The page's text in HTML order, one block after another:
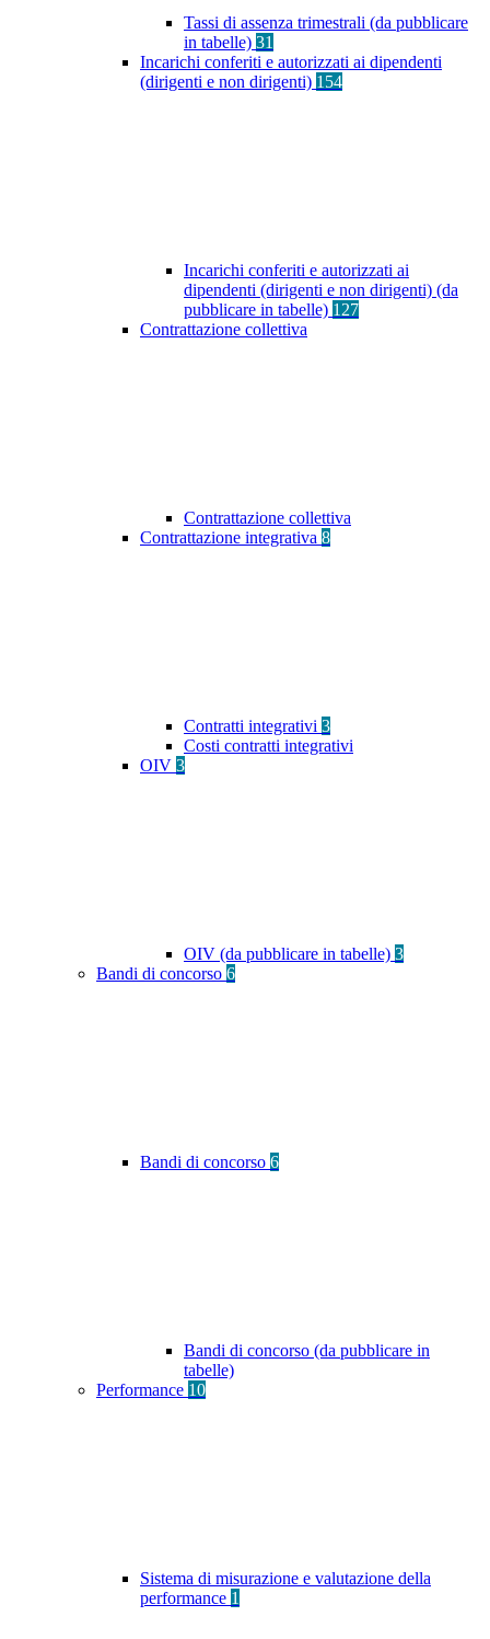
Tassi di assenza trimestrali (da pubblicare
in tabelle) 31
Incarichi conferiti e autorizzati ai dipendenti
(dirigenti e non dirigenti) 154
Incarichi conferiti e autorizzati ai
dipendenti (dirigenti e non dirigenti) (da
pubblicare in tabelle) 127
Contrattazione collettiva
Contrattazione collettiva
Contrattazione integrativa 8
Contratti integrativi 3
Costi contratti integrativi
OIV 3
OIV (da pubblicare in tabelle) 3
Bandi di concorso 6
Bandi di concorso 6
Bandi di concorso (da pubblicare in
tabelle)
Performance 10
Sistema di misurazione e valutazione della
performance 1